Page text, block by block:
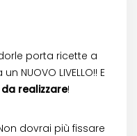
porta ricette a
LIVELLO!! E
da realizzare!
dovrai più fissare